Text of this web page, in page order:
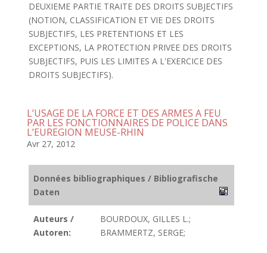
DEUXIEME PARTIE TRAITE DES DROITS SUBJECTIFS
(NOTION, CLASSIFICATION ET VIE DES DROITS
SUBJECTIFS, LES PRETENTIONS ET LES
EXCEPTIONS, LA PROTECTION PRIVEE DES DROITS
SUBJECTIFS, PUIS LES LIMITES A L'EXERCICE DES
DROITS SUBJECTIFS).
L’USAGE DE LA FORCE ET DES ARMES A FEU
PAR LES FONCTIONNAIRES DE POLICE DANS
L’EUREGION MEUSE-RHIN
Avr 27, 2012
Données bibliographiques / Bibliografische
Daten
Auteurs /
Autoren:
BOURDOUX, GILLES L.;
BRAMMERTZ, SERGE;